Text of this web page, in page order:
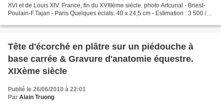
XVI et de Louis XIV. France, fin du XVIIIème siècle. photo Artcurial - Briest-
Poulain-F.Tajan - Paris Quelques éclats. 40 x 24,5 cm - Estimation : 3 500 / 4
Tête d'écorché en plâtre sur un piédouche à
base carrée & Gravure d'anatomie équestre.
XIXème siècle
Publié le 26/06/2010 à 22:01
Par Alain Truong